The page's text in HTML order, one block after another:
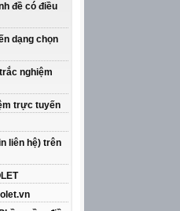
đề có điều
dạng chọn
nghiệm
trực tuyến
liên hệ) trên